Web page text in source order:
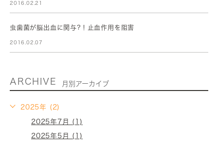
2016.02.21
虫歯菌が脳出血に関与?！止血作用を阻害
2016.02.07
ARCHIVE 月別アーカイブ
2025年 (2)
2025年7月 (1)
2025年5月 (1)